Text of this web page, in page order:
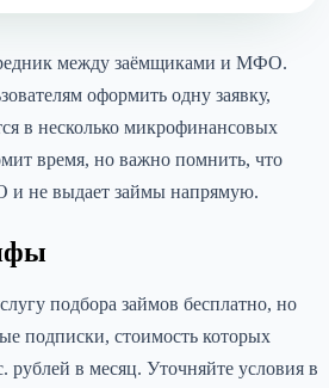
между заёмщиками и МФО.
оформить одну заявку,
в несколько микрофинансовых
время, но важно помнить, что
и не выдает займы напрямую.
подбора займов бесплатно, но
подписки, стоимость которых
рублей в месяц. Уточняйте условия в